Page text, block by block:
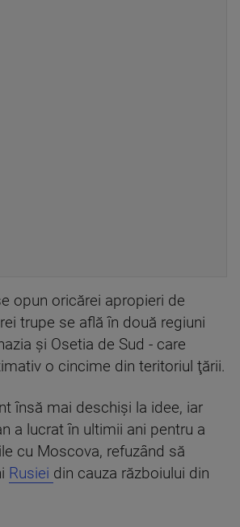
opun oricărei apropieri de
trupe se află în două regiuni
şi Osetia de Sud - care
o cincime din teritoriul ţării.
însă mai deschişi la idee, iar
a lucrat în ultimii ani pentru a
cu Moscova, refuzând să
Rusiei din cauza războiului din